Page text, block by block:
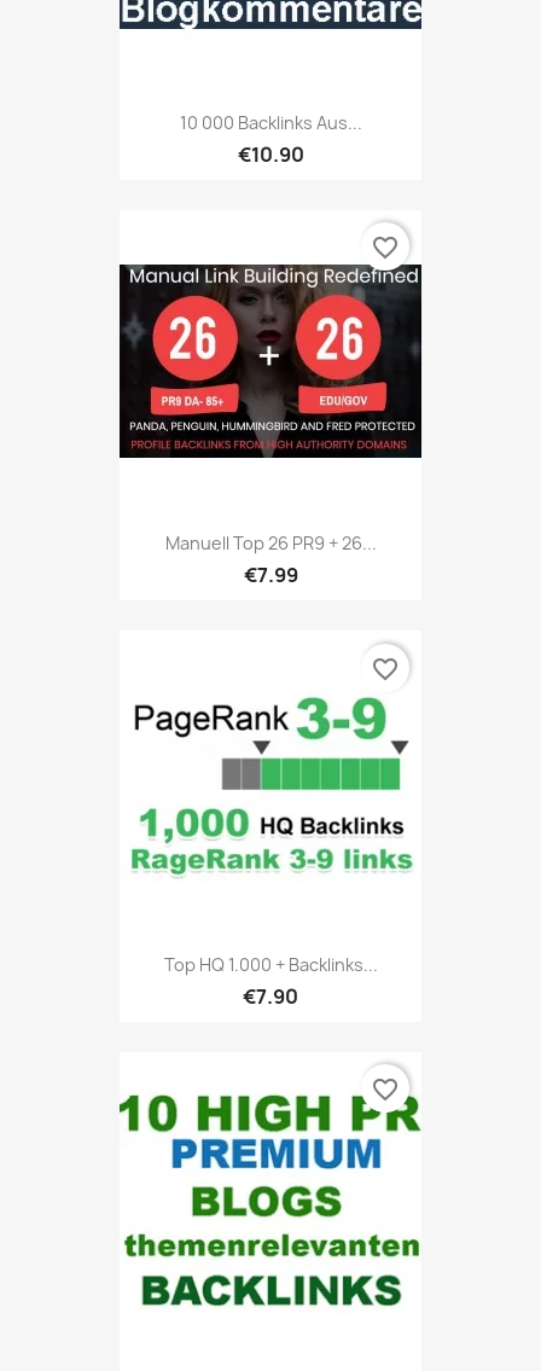
10 000 Backlinks Aus...
€10.90
Manuell Top 26 PR9 + 26...
€7.99
favorite_border
Top HQ 1.000 + Backlinks...
€7.90
favorite_border
favorite_border